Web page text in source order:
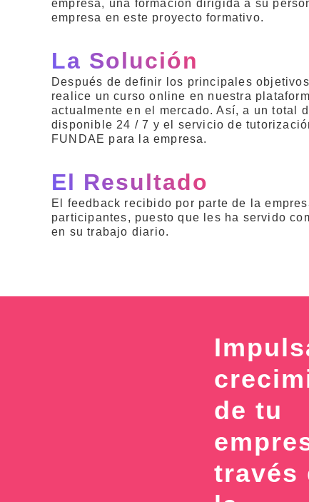
empresa, una formación dirigida a su
empresa en este proyecto formativo.
La Solución
Después de definir los principales
realice un curso online en nuestra
actualmente en el mercado. Así, a un total
disponible 24 / 7 y el servicio de
FUNDAE para la empresa.
El Resultado
El feedback recibido por parte de la
participantes, puesto que les ha servido
en su trabajo diario.
de tu
través